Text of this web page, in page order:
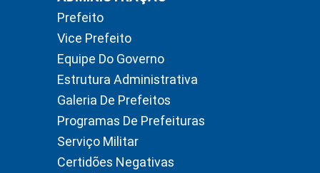
Prefeito
Vice Prefeito
Equipe Do Governo
Estrutura Administrativa
Galeria De Prefeitos
Programas De Prefeituras
Serviço Militar
Certidões Negativas